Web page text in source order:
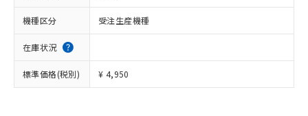
機種区分 受注生産機種
在庫状況
標準価格(税別) ¥ 4,950